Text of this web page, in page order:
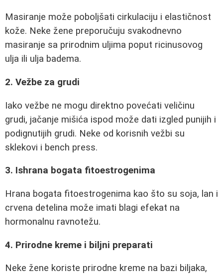
Masiranje može poboljšati cirkulaciju i elastičnost
kože. Neke žene preporučuju svakodnevno
masiranje sa prirodnim uljima poput ricinusovog
ulja ili ulja badema.
2. Vežbe za grudi
Iako vežbe ne mogu direktno povećati veličinu
grudi, jačanje mišića ispod može dati izgled punijih i
podignutijih grudi. Neke od korisnih vežbi su
sklekovi i bench press.
3. Ishrana bogata fitoestrogenima
Hrana bogata fitoestrogenima kao što su soja, lan i
crvena detelina može imati blagi efekat na
hormonalnu ravnotežu.
4. Prirodne kreme i biljni preparati
Neke žene koriste prirodne kreme na bazi biljaka,